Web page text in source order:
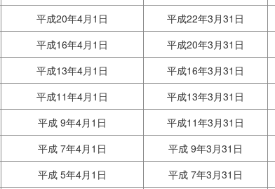
平成20年4月1日 平成22年3月31日
平成16年4月1日 平成20年3月31日
平成13年4月1日 平成16年3月31日
平成11年4月1日 平成13年3月31日
平成 9年4月1日 平成11年3月31日
平成 7年4月1日 平成 9年3月31日
平成 5年4月1日 平成 7年3月31日